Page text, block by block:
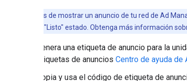
Antes de mostrar un anuncio de tu red de Ad
realizado en la "Listo" estado. Obtenga más información
Genera una etiqueta de anuncio para la
etiquetas de anuncios Centro de ayuda de
Copia y usa el código de etiqueta de